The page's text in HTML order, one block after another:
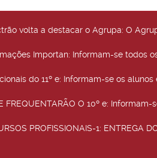
volta a destacar o Agrupa: O
Importan: Informam-se todos
do 11º e: Informam-se os
FREQUENTARÃO O 10º e: Informam-
PROFISSIONAIS-1: ENTREGA